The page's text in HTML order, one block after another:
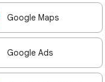
Google Maps
Google Ads